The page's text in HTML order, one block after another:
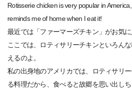
Rotisserie chicken is very popular in
reminds me of home when I eat it!
最近では「ファーマーズチキン」がお気に
ここでは、ロティサリーチキンといろん
えるのよ。
私の出身地のアメリカでは、ロティサリ
る料理だから、食べると故郷を思い出しち